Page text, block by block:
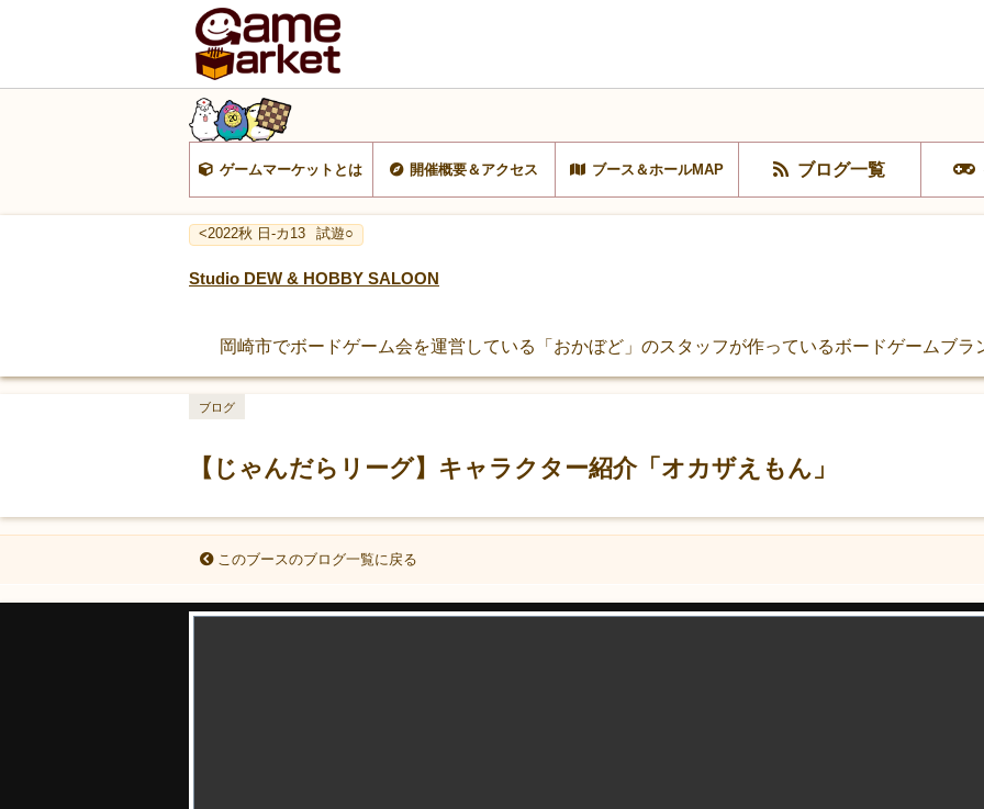
ゲームマーケットとは 開催概要＆アクセス ブース＆ホールMAP ブログ一覧
<2022秋 日-カ13 試遊○
Studio DEW & HOBBY SALOON
岡崎市でボードゲーム会を運営している「おかぼど」のスタッフが作っているボードゲームブラ
【じゃんだらリーグ】キャラクター紹介「オカザえもん」
ブログ
このブースのブログ一覧に戻る